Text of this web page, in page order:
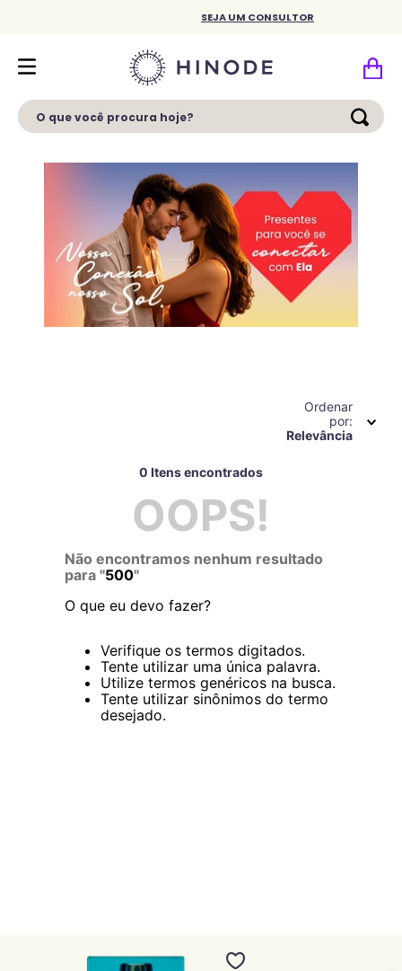
SEJA UM CONSULTOR
O que você procura hoje?
Ordenar
por
Relevância
0
OOPS!
Não encontramos nenhum resultado
para "500"
O que eu devo fazer?
Verifique os termos digitados.
Tente utilizar uma única palavra.
Utilize termos genéricos na busca.
Tente utilizar sinônimos do termo
desejado.